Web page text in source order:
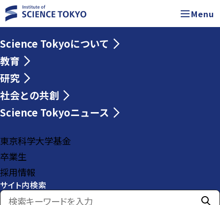
Menu
Science Tokyoについて
教育
研究
社会との共創
Science Tokyoニュース
東京科学大学基金
卒業生
採用情報
サイト内検索